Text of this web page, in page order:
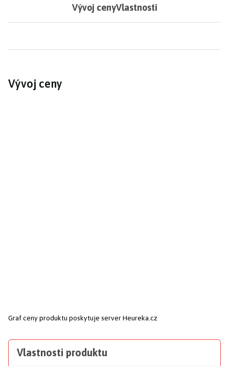
Vývoj cenyVlastnosti
Vývoj ceny
Graf ceny produktu poskytuje server Heureka.cz
Vlastnosti produktu